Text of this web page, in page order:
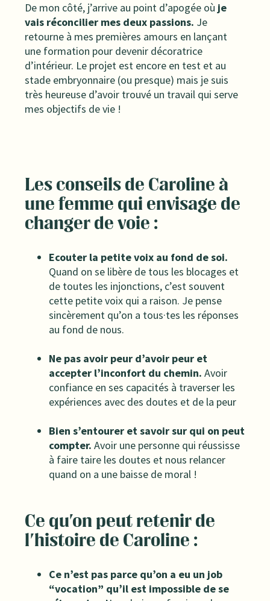
De mon côté, j’arrive au point d’apogée où je
vais réconcilier mes deux passions. Je
retourne à mes premières amours en lançant
une formation pour devenir décoratrice
d’intérieur. Le projet est encore en test et au
stade embryonnaire (ou presque) mais je suis
très heureuse d’avoir trouvé un travail qui serve
mes objectifs de vie !
Les conseils de Caroline à
une femme qui envisage de
changer de voie :
Ecouter la petite voix au fond de soi.
Quand on se libère de tous les blocages et
de toutes les injonctions, c’est souvent
cette petite voix qui a raison. Je pense
sincèrement qu’on a tous·tes les réponses
au fond de nous.
Ne pas avoir peur d’avoir peur et
accepter l’inconfort du chemin. Avoir
confiance en ses capacités à traverser les
expériences avec des doutes et de la peur
Bien s’entourer et savoir sur qui on peut
compter. Avoir une personne qui réussisse
à faire taire les doutes et nous relancer
quand on a une baisse de moral !
Ce qu'on peut retenir de
l'histoire de Caroline :
Ce n’est pas parce qu’on a eu un job
“vocation” qu’il est impossible de se